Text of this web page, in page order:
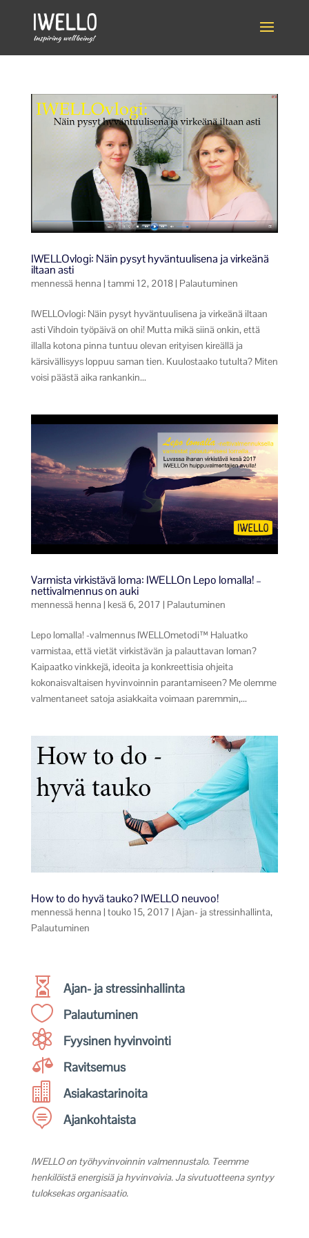
IWELLOvlogi: Näin pysyt hyväntuulisena ja virkeänä
iltaan asti
mennessä henna | tammi 12, 2018| Palautuminen
IWELLOvlogi: Näin pysyt hyväntuulisena ja virkeänä iltaan
asti Vihdoin työpäivä on ohi! Mutta mikä siinä onkin, että
illalla kotona pinna tuntuu olevan erityisen kireällä ja
kärsivällisyys loppuu saman tien. Kuulostaako tutulta? Miten
voisi päästä aika rankankin...
Varmista virkistävä loma: IWELLOn Lepo lomalla! –
nettivalmennus on auki
mennessä henna | kesä 6, 2017 | Palautuminen
Lepo lomalla! -valmennus IWELLOmetodi™ Haluatko
varmistaa, että vietät virkistävän ja palauttavan loman?
Kaipaatko vinkkejä, ideoita ja konkreettisia ohjeita
kokonaisvaltaisen hyvinvoinnin parantamiseen? Me olemme
valmentaneet satoja asiakkaita voimaan paremmin,...
How to do hyvä tauko? IWELLO neuvoo!
mennessä henna | touko 15, 2017 | Ajan- ja stressinhallinta,
Palautuminen
 Ajan- ja stressinhallinta
 Palautuminen
 Fyysinen hyvinvointi
 Ravitsemus
 Asiakastarinoita
 Ajankohtaista
IWELLO on työhyvinvoinnin valmennustalo. Teemme
henkilöistä energisiä ja hyvinvoivia. Ja sivutuotteena syntyy
tuloksekas organisaatio.